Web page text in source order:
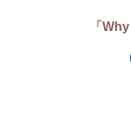
「